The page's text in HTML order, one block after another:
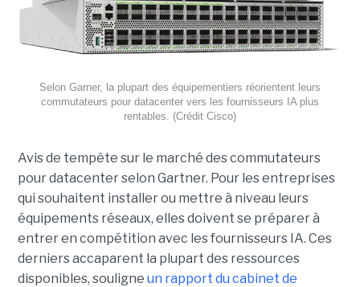
Selon Garner, la plupart des équipementiers réorientent leurs
commutateurs pour datacenter vers les fournisseurs IA plus
rentables. (Crédit Cisco)
Avis de tempête sur le marché des commutateurs
pour datacenter selon Gartner. Pour les entreprises
qui souhaitent installer ou mettre à niveau leurs
équipements réseaux, elles doivent se préparer à
entrer en compétition avec les fournisseurs IA. Ces
derniers accaparent la plupart des ressources
disponibles, souligne un rapport du cabinet de